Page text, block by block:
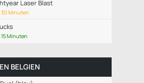
Laser Blast
30 Minuten
15 Minuten
BELGIEN